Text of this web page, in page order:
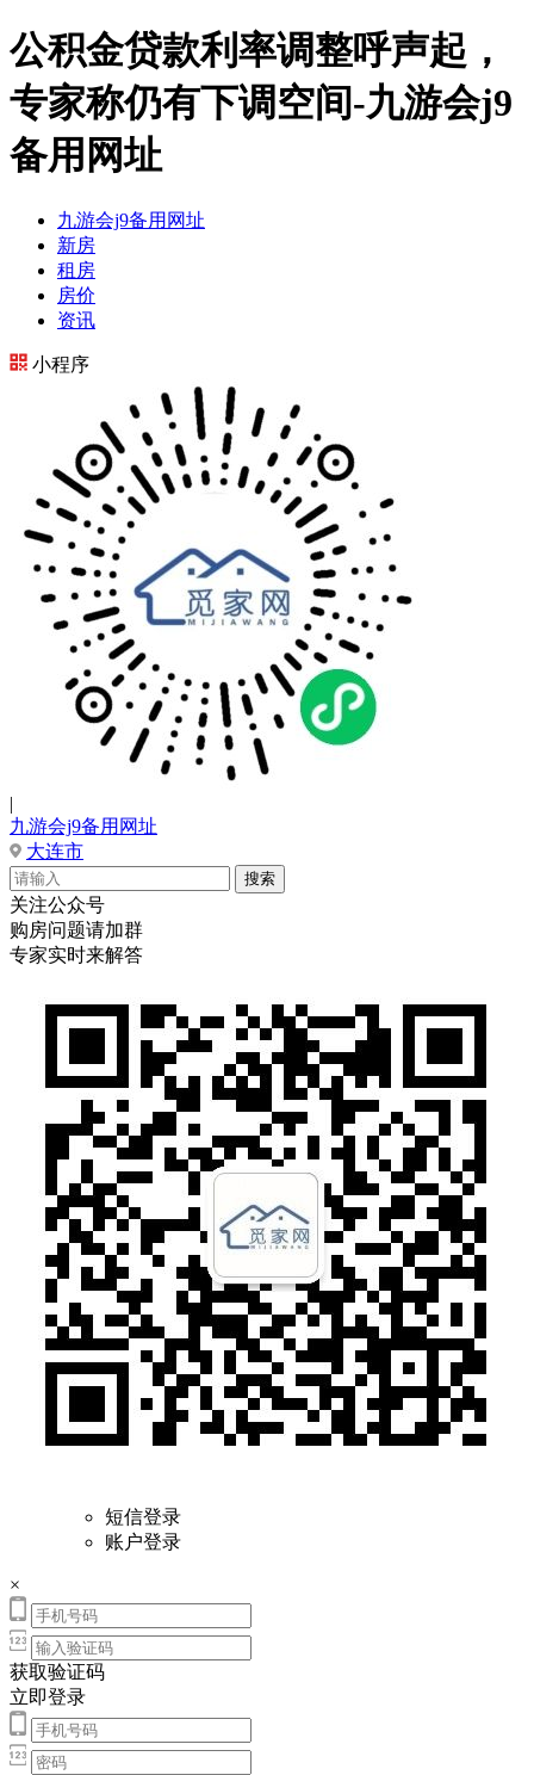
公积金贷款利率调整呼声起，
专家称仍有下调空间-九游会j9
备用网址
九游会j9备用网址
新房
租房
房价
资讯
小程序
|
九游会j9备用网址
大连市
关注公众号
购房问题请加群
专家实时来解答
短信登录
账户登录
×
获取验证码
立即登录